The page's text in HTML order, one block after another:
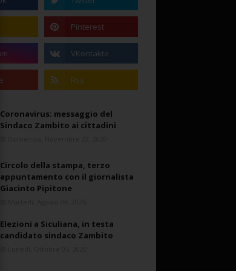
Coronavirus: messaggio del
Sindaco Zambito ai cittadini
Circolo della stampa, terzo
appuntamento con il giornalista
Giacinto Pipitone
Elezioni a Siculiana, in testa
candidato sindaco Zambito